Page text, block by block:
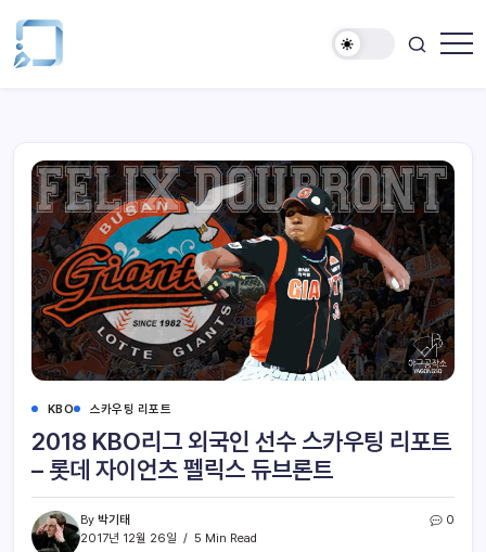
KBO 스카우팅 리포트
2018 KBO리그 외국인 선수 스카우팅 리포트
– 롯데 자이언츠 펠릭스 듀브론트
By 박기태
2017년 12월 26일
5 Min Read
0